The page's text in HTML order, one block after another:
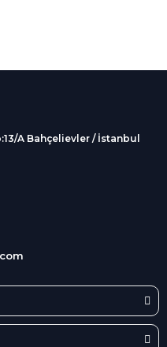
A Bahçelievler / İstanbul